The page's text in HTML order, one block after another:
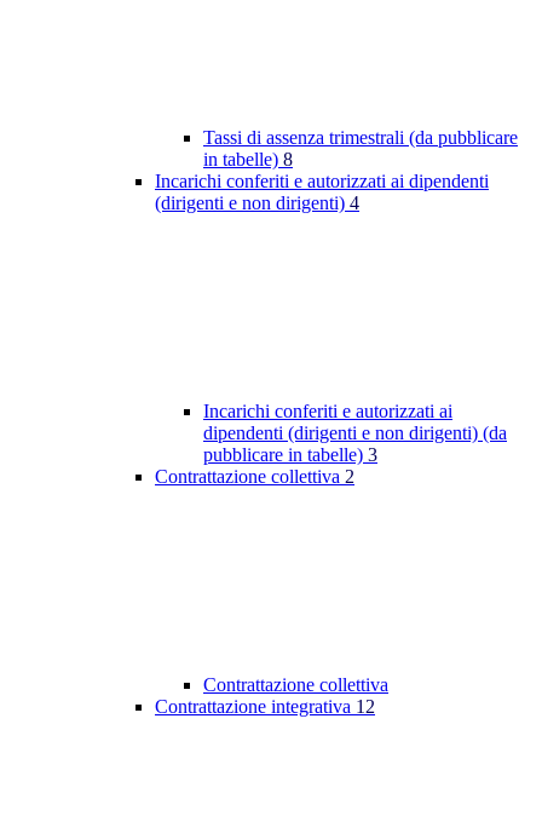
Tassi di assenza trimestrali (da pubblicare
in tabelle) 8
Incarichi conferiti e autorizzati ai dipendenti
(dirigenti e non dirigenti) 4
Incarichi conferiti e autorizzati ai
dipendenti (dirigenti e non dirigenti) (da
pubblicare in tabelle) 3
Contrattazione collettiva 2
Contrattazione collettiva
Contrattazione integrativa 12